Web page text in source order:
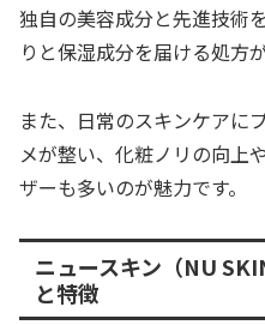
独自の美容成分と先進技術
りと保湿成分を届ける処方
また、日常のスキンケアに
メが整い、化粧ノリの向上
ザーも多いのが魅力です。
ニュースキン（NU
と特徴